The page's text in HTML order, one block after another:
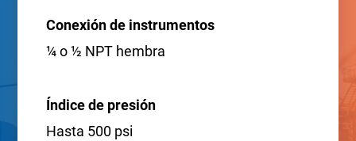
Conexión de instrumentos
¼ o ½ NPT hembra
Índice de presión
Hasta 500 psi